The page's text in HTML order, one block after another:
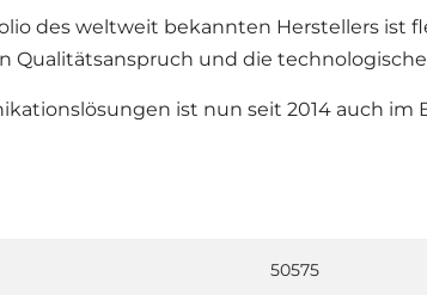
des weltweit bekannten Herstellers ist
und die
ist nun seit 2014 auch im
50575